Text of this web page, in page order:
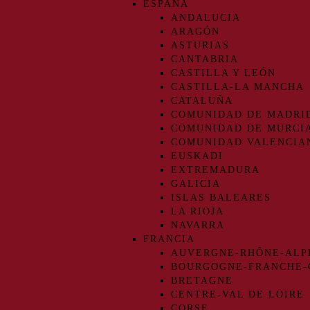
ESPAÑA
ANDALUCIA
ARAGÓN
ASTURIAS
CANTABRIA
CASTILLA Y LEÓN
CASTILLA-LA MANCHA
CATALUÑA
COMUNIDAD DE
COMUNIDAD DE
COMUNIDAD
EUSKADI
EXTREMADURA
GALICIA
ISLAS BALEARES
LA RIOJA
NAVARRA
FRANCIA
AUVERGNE-RHÔNE-
BOURGOGNE-FRANCHE-
BRETAGNE
CENTRE-VAL DE LOIRE